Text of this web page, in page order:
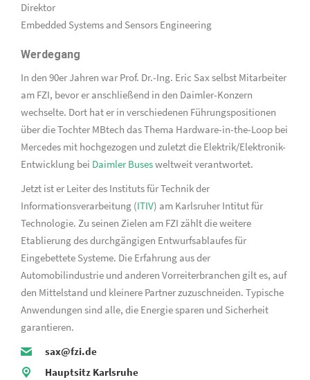
Direktor
Embedded Systems and Sensors Engineering
Werdegang
In den 90er Jahren war Prof. Dr.-Ing. Eric Sax selbst Mitarbeiter
am FZI, bevor er anschließend in den Daimler-Konzern
wechselte. Dort hat er in verschiedenen Führungspositionen
über die Tochter MBtech das Thema Hardware-in-the-Loop bei
Mercedes mit hochgezogen und zuletzt die Elektrik/Elektronik-
Entwicklung bei Daimler Busesweltweit verantwortet.
Jetzt ist er Leiter des Instituts für Technik der
Informationsverarbeitung (ITIV) am Karlsruher Intitut für
Technologie. Zu seinen Zielen am FZI zählt die weitere
Etablierung des durchgängigen Entwurfsablaufes für
Eingebettete Systeme. Die Erfahrung aus der
Automobilindustrie und anderen Vorreiterbranchen gilt es, auf
den Mittelstand und kleinere Partner zuzuschneiden. Typische
Anwendungen sind alle, die Energie sparen und Sicherheit
garantieren.
sax@fzi.de
Hauptsitz Karlsruhe